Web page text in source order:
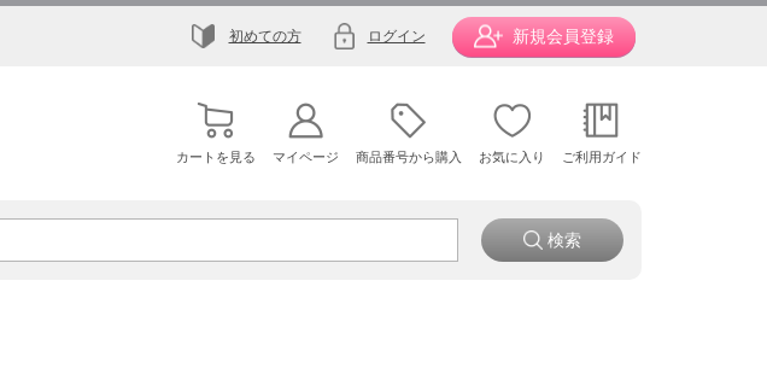
初めての方 ログイン 新規会員登録
カートを見る マイページ 商品番号から購入 お気に入り ご利用ガイド